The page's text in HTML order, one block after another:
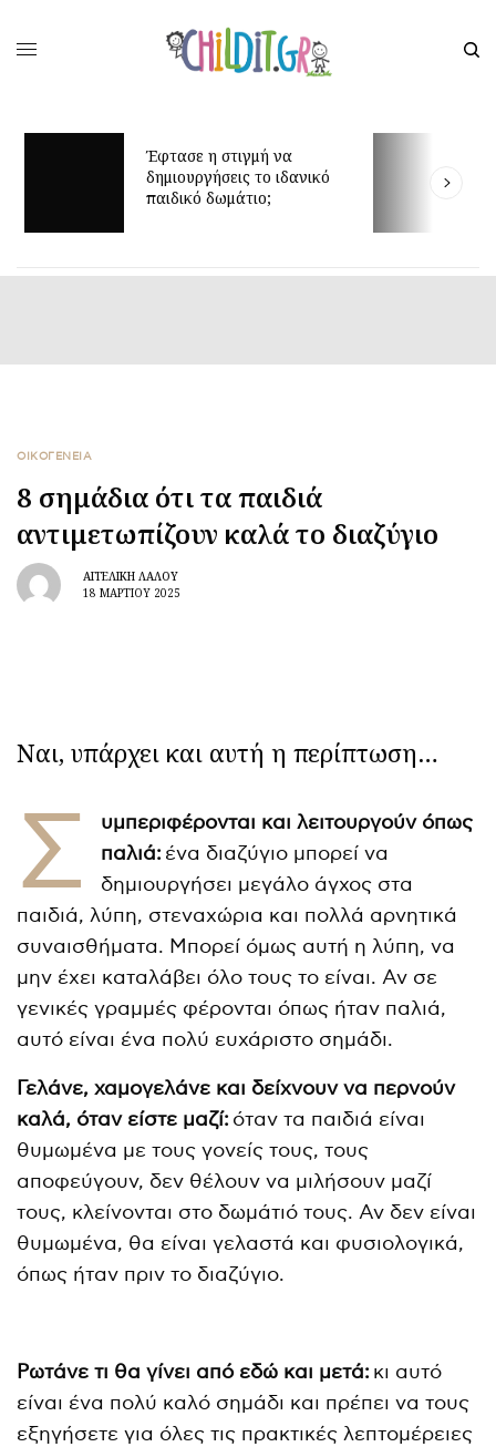
Έφτασε η στιγμή να
δημιουργήσεις το ιδανικό
παιδικό δωμάτιο;
ΟΙΚΟΓΕΝΕΙΑ
8 σημάδια ότι τα παιδιά
αντιμετωπίζουν καλά το διαζύγιο
ΑΓΓΕΛΙΚΉ ΛΆΛΟΥ
18 ΜΑΡΤΊΟΥ 2025
Ναι, υπάρχει και αυτή η περίπτωση…
Σ
υμπεριφέρονται και λειτουργούν όπως
παλιά: ένα διαζύγιο μπορεί να
δημιουργήσει μεγάλο άγχος στα
παιδιά, λύπη, στεναχώρια και πολλά αρνητικά
συναισθήματα. Μπορεί όμως αυτή η λύπη, να
μην έχει καταλάβει όλο τους το είναι. Αν σε
γενικές γραμμές φέρονται όπως ήταν παλιά,
αυτό είναι ένα πολύ ευχάριστο σημάδι.
Γελάνε, χαμογελάνε και δείχνουν να περνούν
καλά, όταν είστε μαζί: όταν τα παιδιά είναι
θυμωμένα με τους γονείς τους, τους
αποφεύγουν, δεν θέλουν να μιλήσουν μαζί
τους, κλείνονται στο δωμάτιό τους. Αν δεν είναι
θυμωμένα, θα είναι γελαστά και φυσιολογικά,
όπως ήταν πριν το διαζύγιο.
Ρωτάνε τι θα γίνει από εδώ και μετά: κι αυτό
είναι ένα πολύ καλό σημάδι και πρέπει να τους
εξηγήσετε για όλες τις πρακτικές λεπτομέρειες